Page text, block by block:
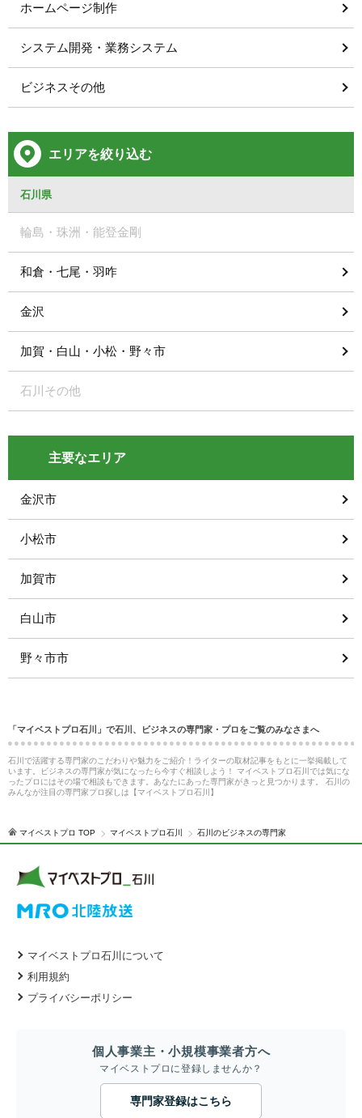
ホームページ制作
システム開発・業務システム
ビジネスその他
エリアを絞り込む
石川県
輪島・珠洲・能登金剛
和倉・七尾・羽咋
金沢
加賀・白山・小松・野々市
石川その他
主要なエリア
金沢市
小松市
加賀市
白山市
野々市市
「マイベストプロ石川」で石川、ビジネスの専門家・プロをご覧のみなさまへ
石川で活躍する専門家のこだわりや魅力をご紹介！ライターの取材記事をもとに一挙掲載して
います。ビジネスの専門家が気になったら今すぐ相談しよう！ マイベストプロ石川では気にな
ったプロにはその場で相談もできます。あなたにあった専門家がきっと見つかります。 石川の
みんなが注目の専門家プロ探しは【マイベストプロ石川】
マイベストプロ TOP マイベストプロ石川 石川のビジネスの専門家
マイベストプロ石川について
利用規約
プライバシーポリシー
個人事業主・小規模事業者方へ
マイベストプロに登録しませんか？
専門家登録はこちら